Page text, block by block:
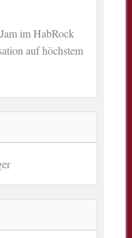
im HabRock
auf höchstem